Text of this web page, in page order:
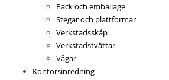
Pack och emballage
Stegar och plattformar
Verkstadsskåp
Verkstadstvättar
Vågar
Kontorsinredning